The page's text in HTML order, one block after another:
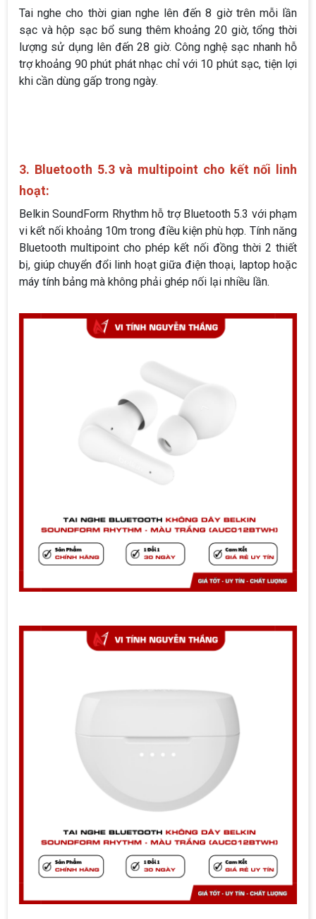
Tai nghe cho thời gian nghe lên đến 8 giờ trên mỗi lần
sạc và hộp sạc bổ sung thêm khoảng 20 giờ, tổng thời
lượng sử dụng lên đến 28 giờ. Công nghệ sạc nhanh hỗ
trợ khoảng 90 phút phát nhạc chỉ với 10 phút sạc, tiện lợi
khi cần dùng gấp trong ngày.
3. Bluetooth 5.3 và multipoint cho kết nối linh
hoạt:
Belkin SoundForm Rhythm hỗ trợ Bluetooth 5.3 với phạm
vi kết nối khoảng 10m trong điều kiện phù hợp. Tính năng
Bluetooth multipoint cho phép kết nối đồng thời 2 thiết
bị, giúp chuyển đổi linh hoạt giữa điện thoại, laptop hoặc
máy tính bảng mà không phải ghép nối lại nhiều lần.